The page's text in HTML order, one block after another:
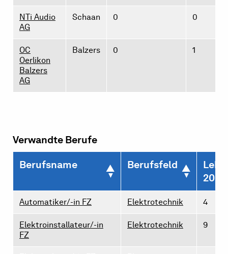
NTi Audio
AG
Schaan 0 0
OC
Oerlikon
Balzers
AG
Balzers 0 1
Verwandte Berufe
Berufsname Berufsfeld
2026
Automatiker/-in FZ Elektrotechnik 4
Elektroinstallateur/-in
FZ
Elektrotechnik 9